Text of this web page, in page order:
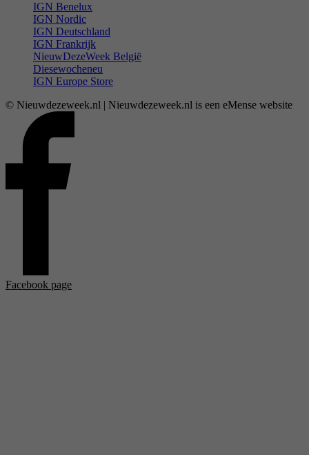
IGN Benelux
IGN Nordic
IGN Deutschland
IGN Frankrijk
NieuwDezeWeek België
Diesewocheneu
IGN Europe Store
© Nieuwdezeweek.nl | Nieuwdezeweek.nl is een eMense website
Facebook page